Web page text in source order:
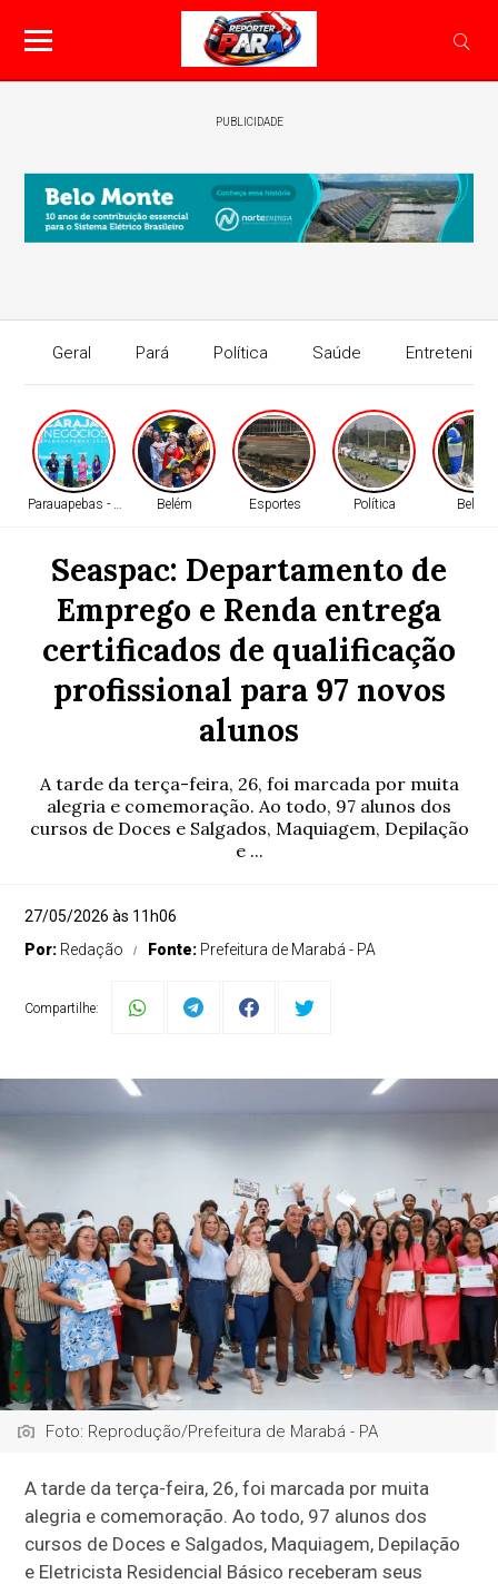
PUBLICIDADE
Geral Pará Política Saúde
Parauapebas - PA Belém Esportes Política Belém
Seaspac: Departamento de
Emprego e Renda entrega
certificados de qualificação
profissional para 97 novos
alunos
A tarde da terça-feira, 26, foi marcada por muita
alegria e comemoração. Ao todo, 97 alunos dos
cursos de Doces e Salgados, Maquiagem, Depilação
e ...
27/05/2026 às 11h06
Por: Redação Fonte: Prefeitura de Marabá - PA
Compartilhe:
Foto: Reprodução/Prefeitura de Marabá - PA
A tarde da terça-feira, 26, foi marcada por muita
alegria e comemoração. Ao todo, 97 alunos dos
cursos de Doces e Salgados, Maquiagem, Depilação
e Eletricista Residencial Básico receberam seus